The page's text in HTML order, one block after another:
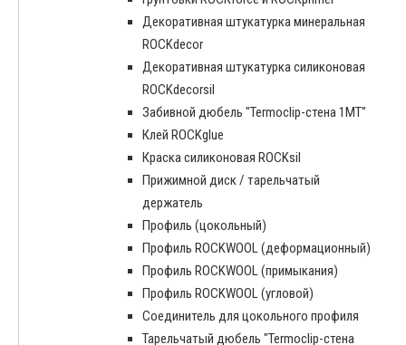
Декоративная штукатурка минеральная
ROCKdecor
Декоративная штукатурка силиконовая
ROCKdecorsil
Забивной дюбель "Termoclip-стена 1MT"
Клей ROCKglue
Краска силиконовая ROCKsil
Прижимной диск / тарельчатый
держатель
Профиль (цокольный)
Профиль ROCKWOOL (деформационный)
Профиль ROCKWOOL (примыкания)
Профиль ROCKWOOL (угловой)
Соединитель для цокольного профиля
Тарельчатый дюбель "Termoclip-стена